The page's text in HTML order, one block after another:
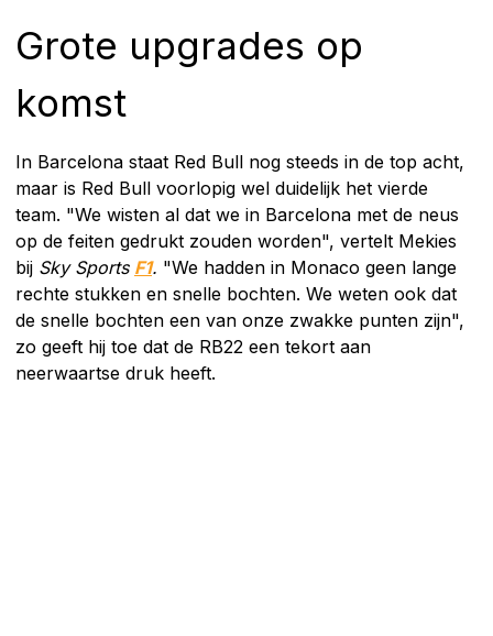
Grote upgrades op
komst
In Barcelona staat Red Bull nog steeds in de top acht,
maar is Red Bull voorlopig wel duidelijk het vierde
team. "We wisten al dat we in Barcelona met de neus
op de feiten gedrukt zouden worden", vertelt Mekies
bij Sky Sports F1. "We hadden in Monaco geen lange
rechte stukken en snelle bochten. We weten ook dat
de snelle bochten een van onze zwakke punten zijn",
zo geeft hij toe dat de RB22 een tekort aan
neerwaartse druk heeft.